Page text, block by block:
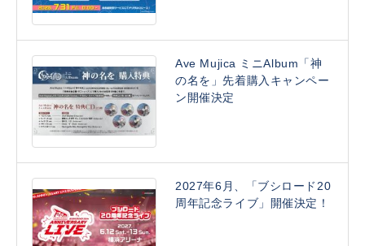
Ave Mujica ミニAlbum「神
の名を」先着購入キャンペー
ン開催決定
2027年6月、「ブシロード20
周年記念ライブ」開催決定！